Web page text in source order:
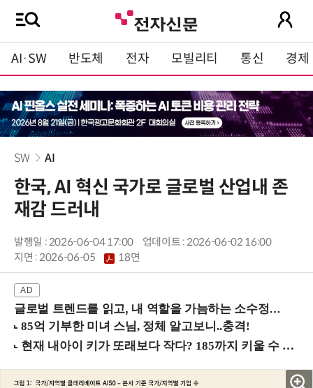
AI·SW 반도체 전자 모빌리티 통신 경제
SW AI
한국, AI 혁신 국가로 글로벌 산업내 존
재감 드러내
발행일 : 2026-06-04 17:00
업데이트 : 2026-06-02 16:00
지면 :2026-06-05 18면
글로벌 트렌드를 읽고, 내 역할을 가늠하는 소수정예 실습 워크숍 (8/28 신논현역)